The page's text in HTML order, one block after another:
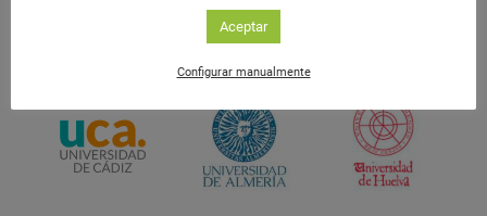
Aceptar
Configurar manualmente